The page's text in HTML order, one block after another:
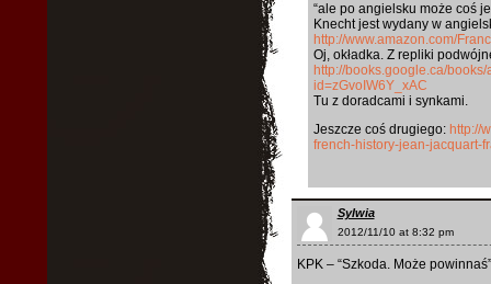
“ale po angielsku może coś
Knecht jest wydany w
http://www.amazon.com/
Oj, okładka. Z repliki
http://books.google.ca/
id=zGvoIW6Y_xAC
Tu z doradcami i synkami.
Jeszcze coś drugiego: http://
french-history-jean-jacquart-
Sylwia
2012/11/10 at 8:32 pm
KPK – “Szkoda. Może powinnaś”